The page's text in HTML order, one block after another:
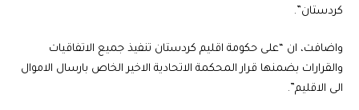
كردستان”.
واضافت، ان “على حكومة اقليم كردستان تنفيذ جميع الاتفاقيات
والقرارات بضمنها قرار المحكمة الاتحادية الاخير الخاص بارسال الاموال
الى الاقليم”.